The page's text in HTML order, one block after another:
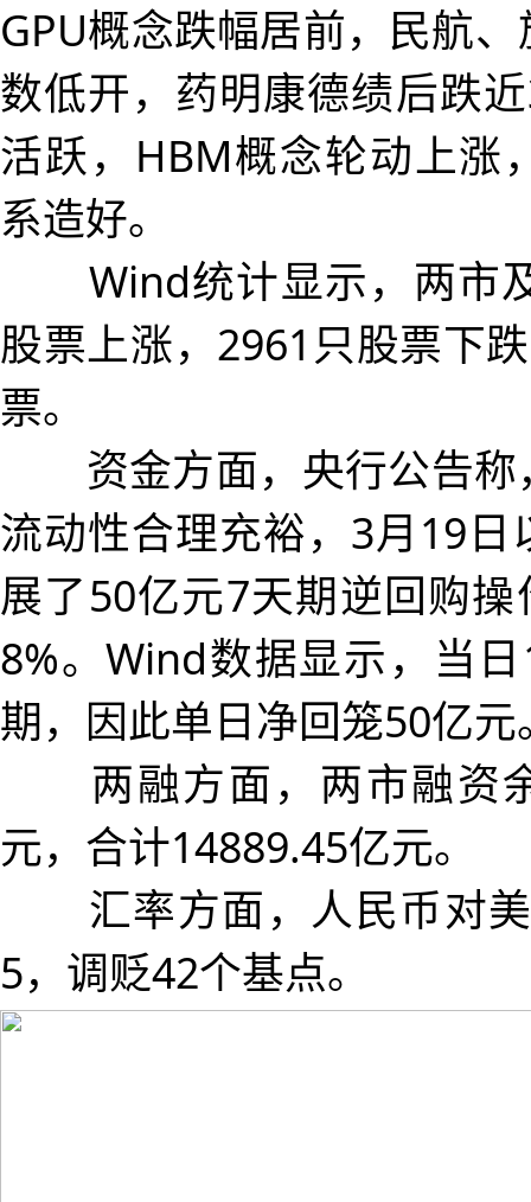
GPU概念跌幅居前，民航
数低开，药明康德绩后跌
活跃，HBM概念轮动上涨
系造好。
Wind统计显示，两市
股票上涨，2961只股票下
票。
资金方面，央行公告称
流动性合理充裕，3月19日
展了50亿元7天期逆回购
8%。Wind数据显示，当
期，因此单日净回笼50亿元
两融方面，两市融资
元，合计14889.45亿元。
汇率方面，人民币对美
5，调贬42个基点。